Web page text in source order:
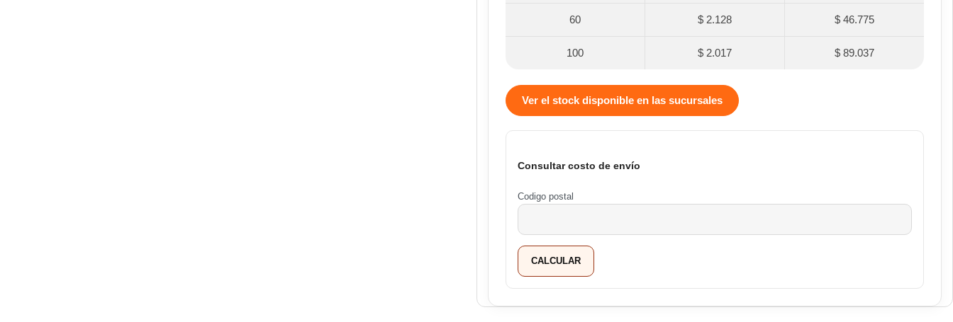
60 $ 2.128 $ 46.775
100 $ 2.017 $ 89.037
Ver el stock disponible en las sucursales
Consultar costo de envío
Codigo postal
CALCULAR